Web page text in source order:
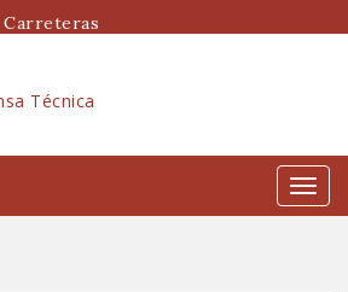
Carreteras
Menú